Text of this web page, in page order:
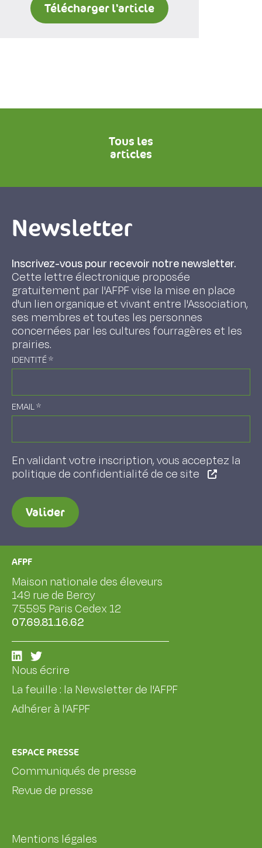
Télécharger l'article
Tous les
articles
Newsletter
Inscrivez-vous pour recevoir notre newsletter.
Cette lettre électronique proposée
gratuitement par l'AFPF vise la mise en place
d'un lien organique et vivant entre l'Association,
ses membres et toutes les personnes
concernées par les cultures fourragères et les
prairies.
IDENTITÉ*
EMAIL*
En validant votre inscription, vous acceptez la
politique de confidentialité de ce site
Valider
AFPF
Maison nationale des éleveurs
149 rue de Bercy
75595 Paris Cedex 12
07.69.81.16.62
Nous écrire
La feuille : la Newsletter de l'AFPF
Adhérer à l'AFPF
ESPACE PRESSE
Communiqués de presse
Revue de presse
Mentions légales